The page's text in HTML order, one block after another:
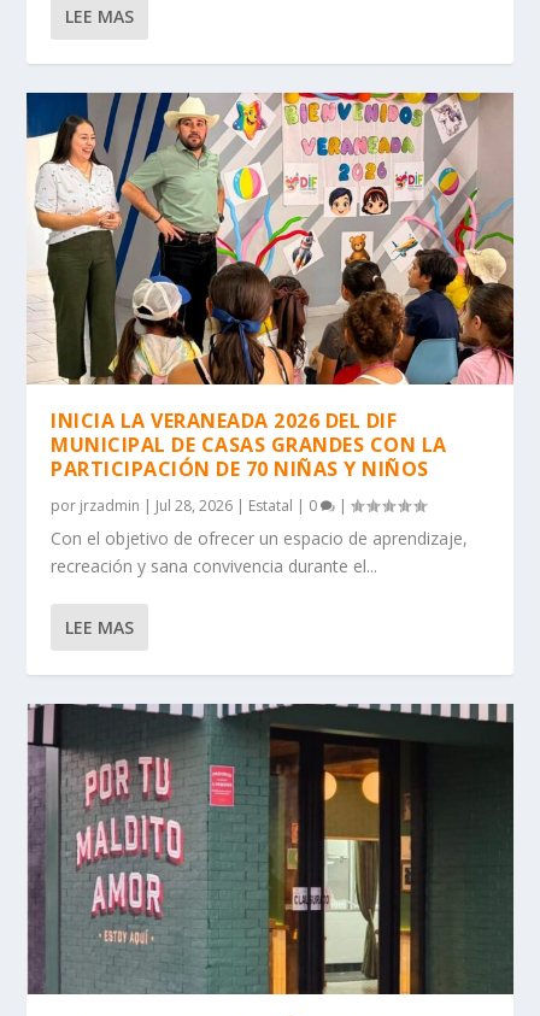
LEE MAS
INICIA LA VERANEADA 2026 DEL DIF
MUNICIPAL DE CASAS GRANDES CON LA
PARTICIPACIÓN DE 70 NIÑAS Y NIÑOS
por jrzadmin | Jul 28, 2026 | Estatal | 0 |
Con el objetivo de ofrecer un espacio de aprendizaje,
recreación y sana convivencia durante el...
LEE MAS